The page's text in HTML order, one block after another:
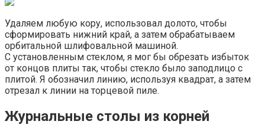
Удаляем любую кору, использовал долото, чтобы
сформировать нижний край, а затем обрабатываем
орбитальной шлифовальной машиной.
С установленным стеклом, я мог бы обрезать избыток
от концов плиты так, чтобы стекло было заподлицо с
плитой. Я обозначил линию, используя квадрат, а затем
отрезал к линии на торцевой пиле.
Журнальные столы из корней